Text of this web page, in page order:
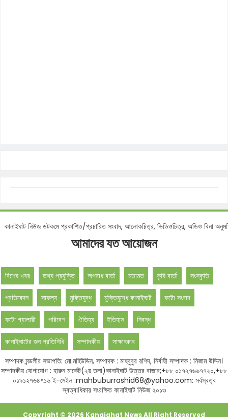
:কানাইঘাট নিউজ ডটকমে প্রকাশিত/প্রচারিত সংবাদ, আলোকচিত্র, ভিডিওচিত্র, অডিও
আমাদের যত আয়োজন
বিশেষ খবর তথ্য প্রযুক্তি অপরাধ বার্তা মতামত কৃষি বার্তা সংস্কৃতি
প্রতিবেদন সাফল্য মুক্তিযুদ্ধ মুক্তিযুদ্ধে কানাইঘাট ফটো সংবাদ
ফটো গ্যালারী পরিবেশ ঐতিহ্য ইতিহাস নিবন্ধ
কানাইঘাটের জন প্রতিনিধি সম্পাদকীয়
সাক্ষাৎকার
সম্পাদক মন্ডলীর সভাপতি: মো:মহিউদ্দিন, সম্পাদক : মাহবুবুর রশিদ, নির্বাহী সম্পাদক : নিজাম উদ্দিন।
সম্পাদকীয় যোগাযোগ : হারুন মার্কেট(২য় তলা)কানাইঘাট উত্তর বাজার;+৮৮ ০১৭২৭৬৬৭৭২০,+৮৮
০১৯১২৭৬৪৭১৬ ই-মেইল :mahbuburrashid68@yahoo.com: সর্বস্বত্ব
স্বত্বাধিকার সংরক্ষিত কানাইঘাট নিউজ ২০১৩
Copyright © 2026 Kanaighat NewsAll Right Reserved